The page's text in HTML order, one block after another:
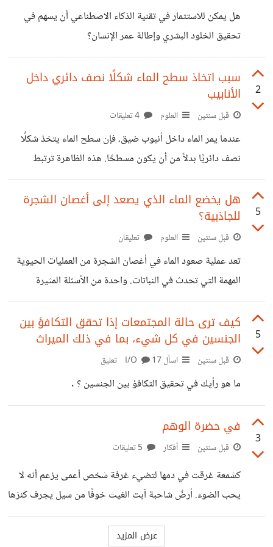
هل يمكن للاستثمار في تقنية الذكاء الاصطناعي أن يسهم في
تحقيق الخلود البشري وإطالة عمر الإنسان؟
2
سبب اتخاذ سطح الماء شكلًا نصف دائري داخل
الأنابيب
قبل سنتين العلوم
عندما يمر الماء داخل أنبوب ضيق، فإن سطح الماء يتخذ شكلًا
نصف دائريًا بدلاً من أن يكون مسطحًا. هذه الظاهرة ترتبط
بالتوتر السطحي وخواص الماء. https://suar.me/O1J7M
توجد قوى تجاذب بين جزيئات الماء وذلك بفضل القوى
الكهربائية الداخلية بينها. هذه القوى تؤدي إلى توزيع الماء بشكل
أكثر ترتيباً وتحكم في شكل السطح. عندما يمتلك السطح توازنًا
بين القوى التجاذبية الداخلية والقوى الخارجية، يتشكل شكل
السطح بشكل نصف دائري. بالإضافة إلى ذلك، يتأثر شكل سطح
5
هل يخضع الماء الذي يصعد إلى أغصان الشجرة
للجاذبية؟
قبل سنتين العلوم تعليقان
تعد عملية صعود الماء في أغصان الشجرة من العمليات الحيوية
المهمة التي تحدث في النباتات. واحدة من الأسئلة المثيرة
للاهتمام هي ما إذا كان الماء الذي يصعد إلى أغصان الشجرة
يخضع لقوة الجاذبية أم لا. في الواقع، يعتمد صعود الماء في
النباتات على ظاهرة تسمى "سحب النقل" (Transpiration
pull)، وهي ظاهرة فيزيائية تحدث نتيجة لتبخر الماء من أوراق
النبات. عندما يتم تبخر الماء من الأوراق، ينشأ فراغ في الأوعية
الماء في النبات.
5
كيف ترى حالة المجتمعات إذا تحقق التكافؤ بين
الجنسين في كل شيء، بما في ذلك الميراث
قبل سنتين اسأل I/O17 تعليق
ما هو رأيك في تحقيق التكافؤ بين الجنسين ؟ .
3
في حضرة الوهم
قبل سنتين أفكار
كشمعة غرقت في دمها لتضيء غرفة شخص أعمى يزعم أنه لا
يحب الضوء. أرضٌ شاحبة آبت الغيث خوفًا من سيل يجرف كنزها
المخفي. عانقت الريحُ الأرضَ كطفلٍ يصيحُ في بُعدٍ لا صوت.
ورقةٌ ملئت عينها بسرابِ موجٍ، تلاشت خيوطُ الفرح بعد أن تمكن